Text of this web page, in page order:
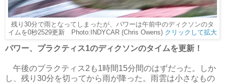
残り30分で雨となってしまったが、パワーは午前中のディクソンのタ
イムを0秒2529更新 Photo:INDYCAR (Chris Owens) クリックして拡大
パワー、プラクティス1のディクソンのタイムを更新！
午後のプラクティス2も1時間15分間のはずだった。しか
し、残り30分を切ってから雨が降った。雨雲は小さなもの